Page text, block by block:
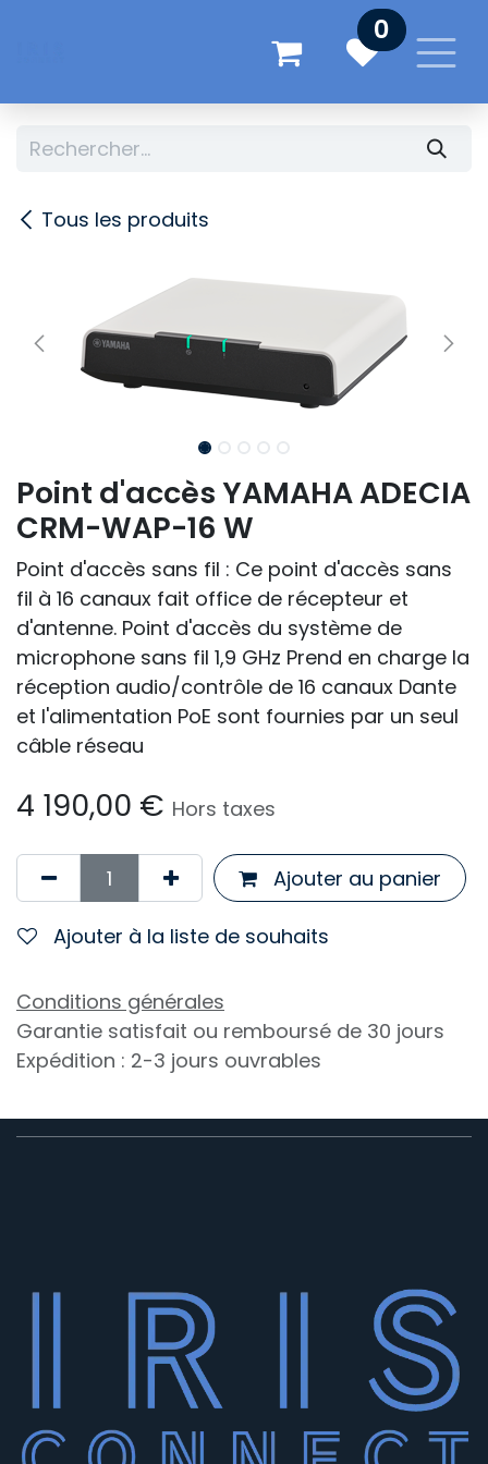
0
Tous les produits
Point d'accès YAMAHA ADECIA
CRM-WAP-16 W
Point d'accès sans fil : Ce point d'accès sans
fil à 16 canaux fait office de récepteur et
d'antenne. Point d'accès du système de
microphone sans fil 1,9 GHz Prend en charge la
réception audio/contrôle de 16 canaux Dante
et l'alimentation PoE sont fournies par un seul
câble réseau
4 190,00 € Hors taxes
Ajouter au panier
Ajouter à la liste de souhaits
Conditions générales
Garantie satisfait ou remboursé de 30 jours
Expédition : 2-3 jours ouvrables